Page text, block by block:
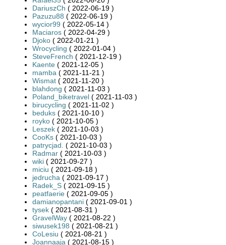
DariuszCh ( 2022-06-19 )
Pazuzu88 ( 2022-06-19 )
wycior99 ( 2022-05-14 )
Maciaros ( 2022-04-29 )
Djoko ( 2022-01-21 )
Wrocycling ( 2022-01-04 )
SteveFrench ( 2021-12-19 )
Kaente ( 2021-12-05 )
mamba ( 2021-11-21 )
Wismat ( 2021-11-20 )
blahdong ( 2021-11-03 )
Poland_biketravel ( 2021-11-03 )
birucycling ( 2021-11-02 )
beduks ( 2021-10-10 )
royko ( 2021-10-05 )
Leszek ( 2021-10-03 )
CooKs ( 2021-10-03 )
patrycjad. ( 2021-10-03 )
Radmar ( 2021-10-03 )
wiki ( 2021-09-27 )
miciu ( 2021-09-18 )
jedrucha ( 2021-09-17 )
Radek_S ( 2021-09-15 )
peatfaerie ( 2021-09-05 )
damianopantani ( 2021-09-01 )
tysek ( 2021-08-31 )
GravelWay ( 2021-08-22 )
siwusek198 ( 2021-08-21 )
CoLesiu ( 2021-08-21 )
Joannaaja ( 2021-08-15 )